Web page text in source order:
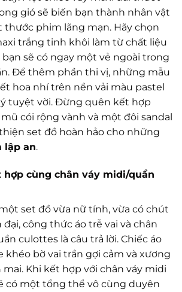
gió sẽ biến bạn thành nhân vật
phim lãng mạn. Hãy chọn
trắng tinh khôi làm từ chất liệu
bạn sẽ có ngay một vẻ ngoài trong
Để thêm phần thi vị, những mẫu
hoa nhí trên nền vải màu pastel
tuyệt vời. Đừng quên kết hợp
cói rộng vành và một đôi sandal
set đồ hoàn hảo cho những
lập an.
hợp cùng chân váy midi/quần
set đồ vừa nữ tính, vừa có chút
công thức áo trễ vai và chân
culottes là câu trả lời. Chiếc áo
khéo bờ vai trần gợi cảm và xương
Khi kết hợp với chân váy midi
có một tổng thể vô cùng duyên